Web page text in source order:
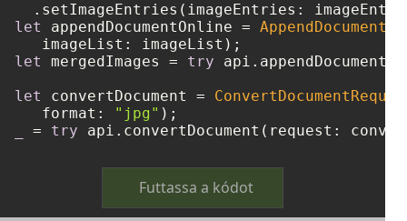
let
appendDocumentOnline =
let
mergedImages = try
let
convertDocument =
   format:
"jpg"
= try
Futtassa a kódot